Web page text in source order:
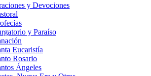
y Devociones
y Paraíso
Eucaristía
Rosario
Ángeles